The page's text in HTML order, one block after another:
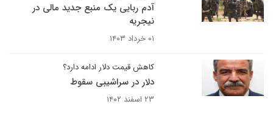
آدم ربایی یک منبع جدید مالی در
نیجریه
۰۱ خرداد ۱۴۰۳
کاهش قیمت دلار ادامه دارد؟
دلار در سراشیبی سقوط
۲۳ اسفند ۱۴۰۲